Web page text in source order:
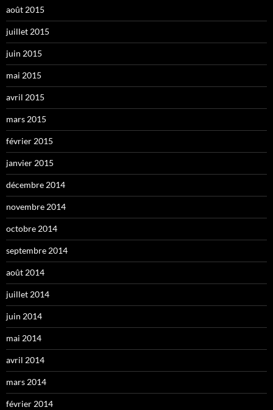
août 2015
juillet 2015
juin 2015
mai 2015
avril 2015
mars 2015
février 2015
janvier 2015
décembre 2014
novembre 2014
octobre 2014
septembre 2014
août 2014
juillet 2014
juin 2014
mai 2014
avril 2014
mars 2014
février 2014